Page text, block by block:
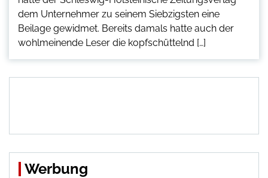
dem Unternehmer zu seinem Siebzigsten eine
Beilage gewidmet. Bereits damals hatte auch der
wohlmeinende Leser die kopfschüttelnd […]
Werbung